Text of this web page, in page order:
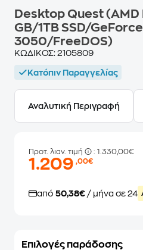
Desktop Quest
GB/1TB SSD/
3050/FreeDOS)
ΚΩΔΙΚΟΣ: 2105809
Κατόπιν Παραγγελίας
Αναλυτική Περιγραφή
Προτ. λιαν. τιμή : 1.330,00€
1.209,00€
από 50,38€ / μήνα σε 24
Επιλογές παράδοσης